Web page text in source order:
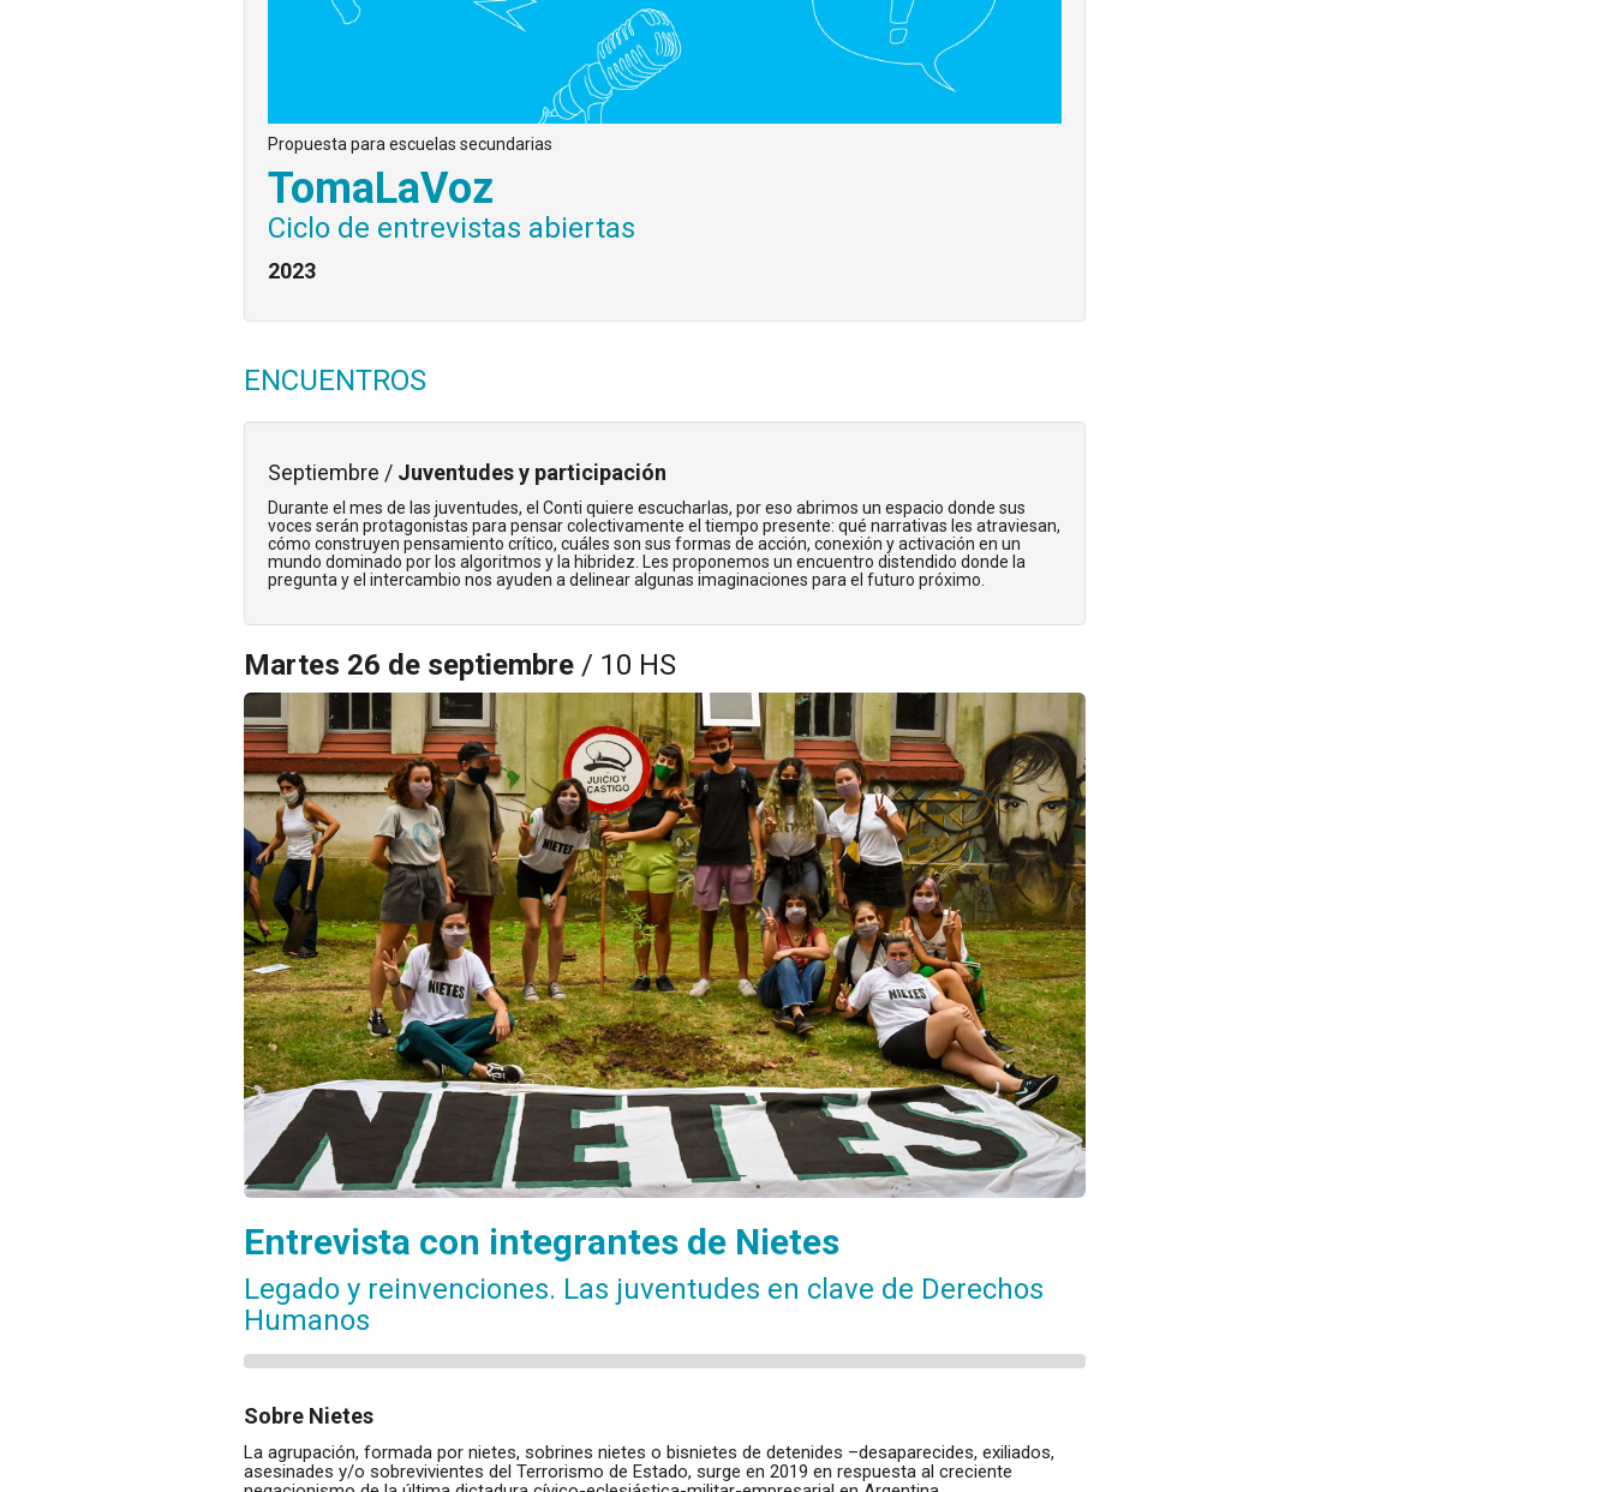
Propuesta para escuelas secundarias
TomaLaVoz
Ciclo de entrevistas abiertas
2023
ENCUENTROS
Septiembre / Juventudes y participación
Durante el mes de las juventudes, el Conti quiere escucharlas, por eso abrimos un espacio donde sus
voces serán protagonistas para pensar colectivamente el tiempo presente: qué narrativas les atraviesan,
cómo construyen pensamiento crítico, cuáles son sus formas de acción, conexión y activación en un
mundo dominado por los algoritmos y la hibridez. Les proponemos un encuentro distendido donde la
pregunta y el intercambio nos ayuden a delinear algunas imaginaciones para el futuro próximo.
Martes 26 de septiembre/ 10 HS
Entrevista con integrantes de Nietes
Legado y reinvenciones. Las juventudes en clave de Derechos
Humanos
Sobre Nietes
La agrupación, formada por nietes, sobrines nietes o bisnietes de detenides –desaparecides, exiliados,
asesinades y/o sobrevivientes del Terrorismo de Estado, surge en 2019 en respuesta al creciente